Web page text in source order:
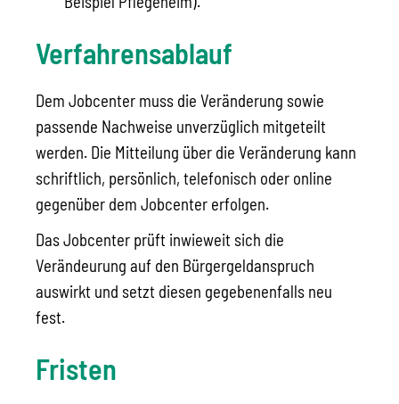
Verfahrensablauf
Dem Jobcenter muss die Veränderung sowie
passende Nachweise unverzüglich mitgeteilt
werden. Die Mitteilung über die Veränderung kann
schriftlich, persönlich, telefonisch oder online
gegenüber dem Jobcenter erfolgen.
Das Jobcenter prüft inwieweit sich die
Verändeurung auf den Bürgergeldanspruch
auswirkt und setzt diesen gegebenenfalls neu
fest.
Fristen